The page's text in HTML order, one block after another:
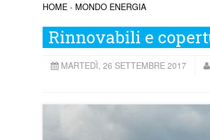
HOME - MONDO ENERGIA
Rinnovabili e
MARTEDÌ, 26 SETTEMBRE 2017